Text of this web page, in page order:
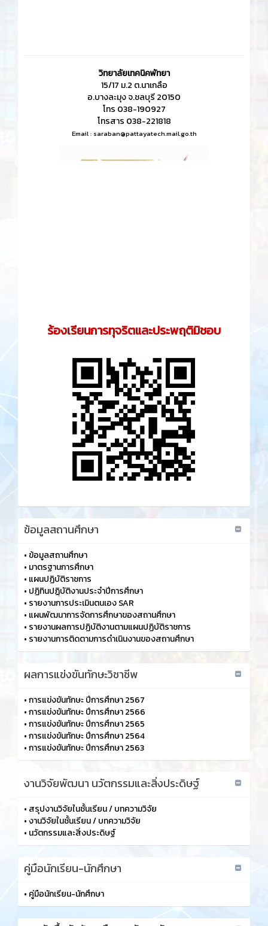
วิทยาลัยเทคนิคพัทยา
15/17 ม.2 ต.นาเกลือ
อ.บางละมุง จ.ชลบุรี 20150
โทร 038-190927
โทรสาร 038-221818
Email : saraban@pattayatech.mail.go.th
ร้องเรียนการทุจริตและประพฤติมิชอบ
ข้อมูลสถานศึกษา
• ข้อมูลสถานศึกษา
• มาตรฐานการศึกษา
• แผนปฏิบัติราชการ
• ปฏิทินปฏฺิบัติงานประจำปีการศึกษา
• รายงานการประเมินตนเอง SAR
• แผนพัฒนาการจัดการศึกษาของสถานศึกษา
• รายงานผลการปฏิบัติงานตามแผนปฏิบัติราชการ
• รายงานการติดตามการดำเนินงานของสถานศึกษา
ผลการแข่งขันทักษะวิชาชีพ
•การแข่งขันทักษะ ปีการศึกษา 2567
•การแข่งขันทักษะ ปีการศึกษา 2566
•การแข่งขันทักษะ ปีการศึกษา 2565
•การแข่งขันทักษะ ปีการศึกษา 2564
•การแข่งขันทักษะ ปีการศึกษา 2563
งานวิจัยพัฒนา นวัตกรรมและสิ่งประดิษฐ์
• สรุปงานวิจัยในชั้นเรียน / บทความวิจัย
•งานวิจัยในชั้นเรียน / บทความวิจัย
• นวัตกรรมและสิ่งประดิษฐ์
คู่มือนักเรียน-นักศึกษา
• คู่มือนักเรียน-นักศึกษา